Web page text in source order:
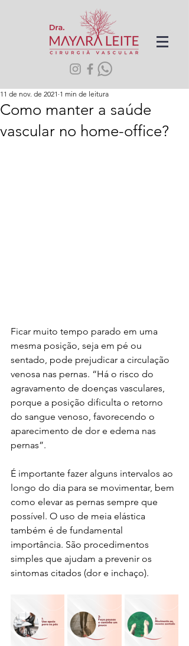
Como manter a saúde
vascular no home-office?
11 de nov. de 2021 1 min de leitura
Ficar muito tempo parado em uma
mesma posição, seja em pé ou
sentado, pode prejudicar a circulação
venosa nas pernas. “Há o risco do
agravamento de doenças vasculares,
porque a posição dificulta o retorno
do sangue venoso, favorecendo o
aparecimento de dor e edema nas
pernas”.
É importante fazer alguns intervalos ao
longo do dia para se movimentar, bem
como elevar as pernas sempre que
possível. O uso de meia elástica
também é de fundamental
importância. São procedimentos
simples que ajudam a prevenir os
sintomas citados (dor e inchaço).